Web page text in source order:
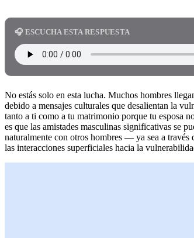
🎧 ESCUCHA ESTA RESPUESTA
No estás solo en esta lucha. Muchos hombres
debido a mensajes culturales que desalientan la
tanto a ti como a tu matrimonio porque tu esposa
es que las amistades masculinas significativas se
naturalmente con otros hombres — ya sea a través
las interacciones superficiales hacia la